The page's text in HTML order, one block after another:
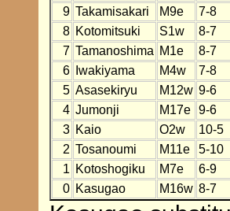
9 Takamisakari M9e
7-8
8 Kotomitsuki S1w
8-7
7 Tamanoshima M1e
8-7
6
Iwakiyama M4w
7-8
5 Asasekiryu M12w 9-6
4 Jumonji M17e
9-6
3 Kaio O2w
10-5
2 Tosanoumi M11e
5-10
1 Kotoshogiku M7e
6-9
0 Kasugao M16w 8-7